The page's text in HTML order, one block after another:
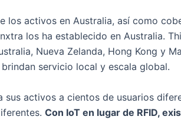
los activos en Australia, así como
los ha establecido en Australia.
Nueva Zelanda, Hong Kong y
servicio local y escala global.
activos a cientos de usuarios
Con IoT en lugar de RFID,